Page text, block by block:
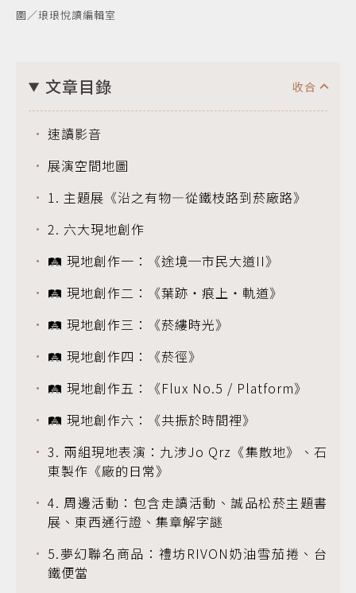
圖／琅琅悅讀編輯室
文章目錄
速讀影音
展演空間地圖
1. 主題展《沿之有物—從鐵枝路到菸廠路》
2. 六大現地創作
🛤️ 現地創作一：《途境─市民大道II》
🛤️ 現地創作二：《葉跡・痕上・軌道》
🛤️ 現地創作三：《菸縷時光》
🛤️ 現地創作四：《菸徑》
🛤️ 現地創作五：《Flux No.5 / Platform》
🛤️ 現地創作六：《共振於時間裡》
3. 兩組現地表演：九涉Jo Qrz《集散地》、石
東製作《廠的日常》
4. 周邊活動：包含走讀活動、誠品松菸主題書
展、東西通行證、集章解字謎
5.夢幻聯名商品：禮坊RIVON奶油雪茄捲、台
鐵便當